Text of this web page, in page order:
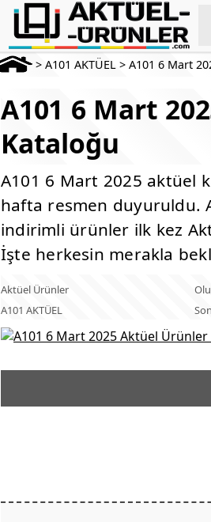
> A101 AKTÜEL > A101 6 Mart
A101 6 Mart
Kataloğu
A101 6 Mart 2025 aktüel
hafta resmen duyuruldu.
indirimli ürünler ilk kez
İşte herkesin merakla
Aktüel Ürünler
A101 AKTÜEL